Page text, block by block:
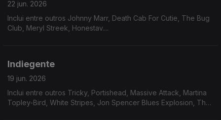
22 jun. 2026
Inclui entre outros Johnny Marr, Death Cab For Cutie, The Bug
Club, Meryl Streek, Honestav....
Indiegente
19 jun. 2026
Inclui entre outros Tricky, Portishead, Massive Attack, Martina
Topley-Bird, White Stripes, Jon Spencer Blues Explosion, The